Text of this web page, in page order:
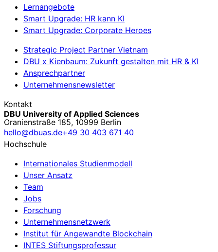
Lernangebote
Smart Upgrade: HR kann KI
Smart Upgrade: Corporate Heroes
Strategic Project Partner Vietnam
DBU x Kienbaum: Zukunft gestalten mit HR & KI
Ansprechpartner
Unternehmensnewsletter
Kontakt
DBU University of Applied Sciences
Oranienstraße 185, 10999 Berlin
hello@dbuas.de+49 30 403 671 40
Hochschule
Internationales Studienmodell
Unser Ansatz
Team
Jobs
Forschung
Unternehmensnetzwerk
Institut für Angewandte Blockchain
INTES Stiftungsprofessur